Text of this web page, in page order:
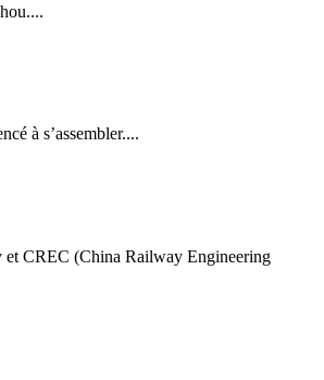
à s’assembler....
et CREC (China Railway Engineering